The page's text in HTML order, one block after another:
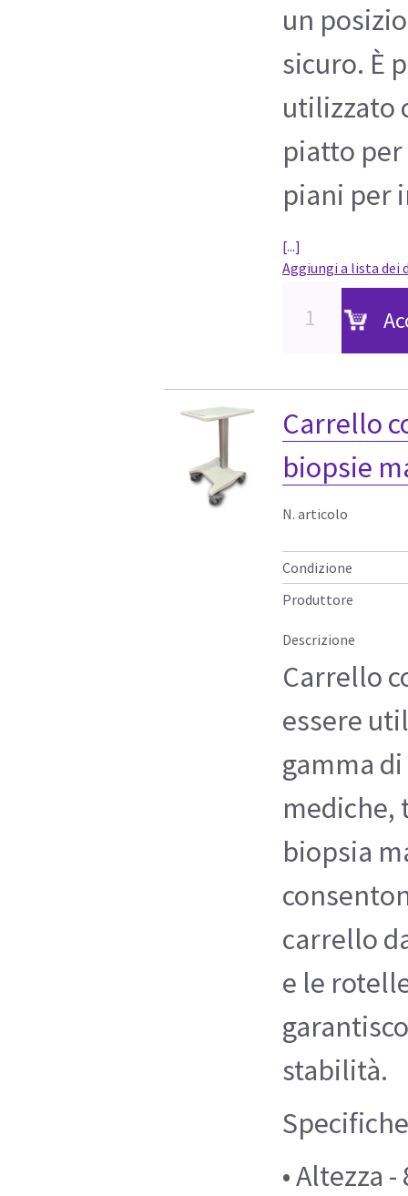
un
sicuro. È
utilizzato
piatto
piani per
[...]
Aggiungi a lista dei
Carrello
biopsie
N. articolo
Condizione
Produttore
Descrizione
Carrello
essere
gamma
mediche,
biopsia
carrello
e le
stabilità.
Specifiche
• Altezza